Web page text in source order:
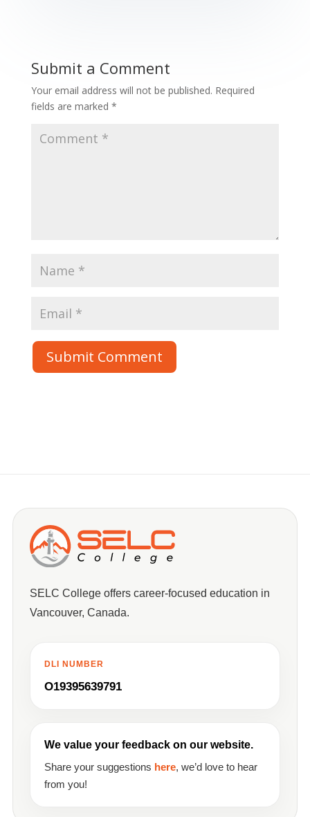
Submit a Comment
Your email address will not be published. Required
fields are marked *
Submit Comment
SELC College offers career-focused education in
Vancouver, Canada.
DLI NUMBER
O19395639791
We value your feedback on our website.
Share your suggestions here, we’d love to hear
from you!